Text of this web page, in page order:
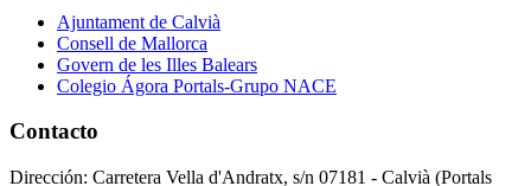
Ajuntament de Calvià
Consell de Mallorca
Govern de les Illes Balears
Colegio Ágora Portals-Grupo NACE
Contacto
Dirección: Carretera Vella d'Andratx, s/n 07181 - Calvià (Portals